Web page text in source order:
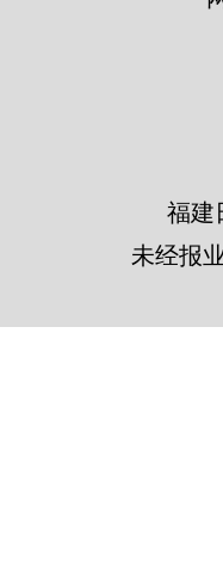
福建
未经报